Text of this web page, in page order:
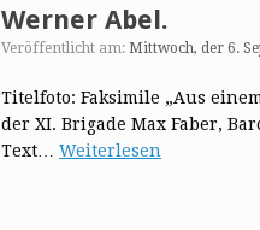
Werner Abel.
Veröffentlicht am: Mittwoch, der 6.
Titelfoto: Faksimile „Aus
der XI. Brigade Max Faber,
Text… Weiterlesen